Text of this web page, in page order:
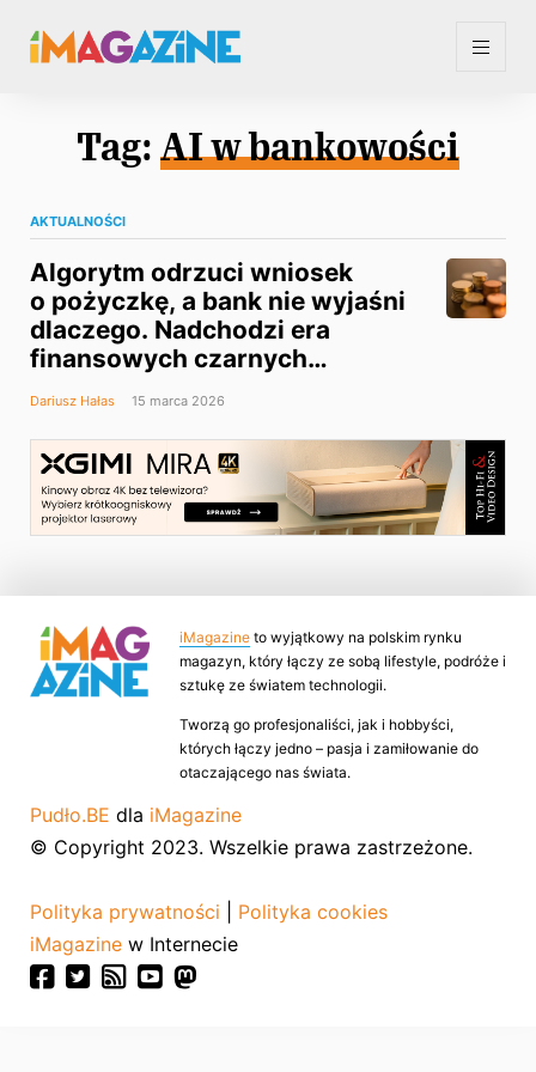
Tag: AI w bankowości
AKTUALNOŚCI
Algorytm odrzuci wniosek
o pożyczkę, a bank nie wyjaśni
dlaczego. Nadchodzi era
finansowych czarnych
skrzynek
Dariusz Hałas 15 marca 2026
iMagazine to wyjątkowy na polskim rynku
magazyn, który łączy ze sobą lifestyle, podróże i
sztukę ze światem technologii.
Tworzą go profesjonaliści, jak i hobbyści,
których łączy jedno – pasja i zamiłowanie do
otaczającego nas świata.
Pudło.BE dla iMagazine
© Copyright 2023. Wszelkie prawa zastrzeżone.
Polityka prywatności
Polityka cookies
iMagazine w Internecie